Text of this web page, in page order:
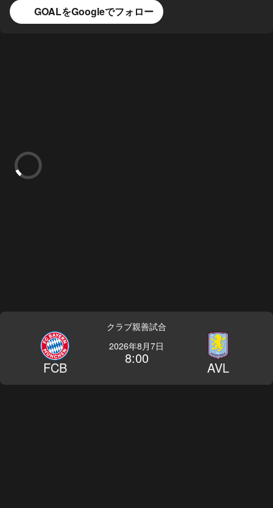
GOALをGoogleでフォロー
クラブ親善試合
FCB
2026年8月7日
8:00
AVL